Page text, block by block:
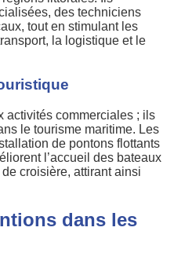
des techniciens
tout en stimulant les
la logistique et le
activités commerciales ; ils
le tourisme maritime. Les
de pontons flottants
l’accueil des bateaux
croisière, attirant ainsi
dans les